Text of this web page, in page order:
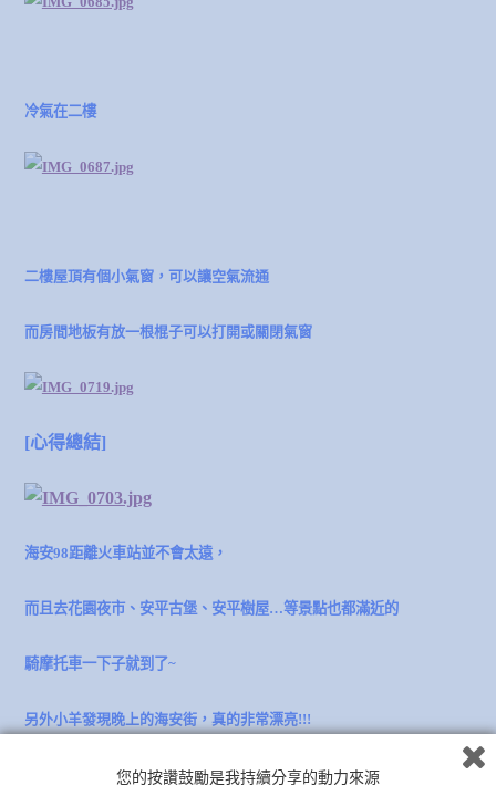
冷氣在二樓
二樓屋頂有個小氣窗，可以讓空氣流通
而房間地板有放一根棍子可以打開或關閉氣窗
[心得總結]
海安98距離火車站並不會太遠，
而且去花園夜市、安平古堡、安平樹屋…等景點也都滿近的
騎摩托車一下子就到了~
另外小羊發現晚上的海安街，真的非常漂亮!!!
海安98 – 披頭四兩人房 10坪 對我們來說很大又寬敞~
您的按讚鼓勵是我持續分享的動力來源